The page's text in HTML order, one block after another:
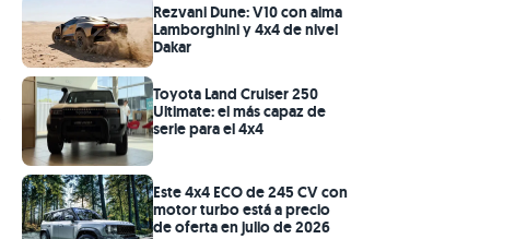
Rezvani Dune: V10 con alma
Lamborghini y 4x4 de nivel
Dakar
Toyota Land Cruiser 250
Ultimate: el más capaz de
serie para el 4x4
Este 4x4 ECO de 245 CV con
motor turbo está a precio
de oferta en julio de 2026